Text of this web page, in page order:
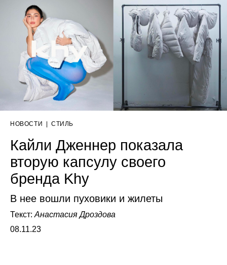
НОВОСТИ СТИЛЬ
Кайли Дженнер показала
вторую капсулу своего
бренда Khy
В нее вошли пуховики и жилеты
Текст:Анастасия Дроздова
08.11.23